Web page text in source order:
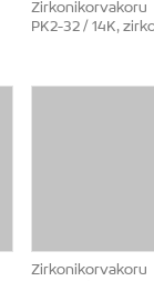
Zirkonikorvakoru
PK2-32 / 14K,
Zirkonikorvakoru